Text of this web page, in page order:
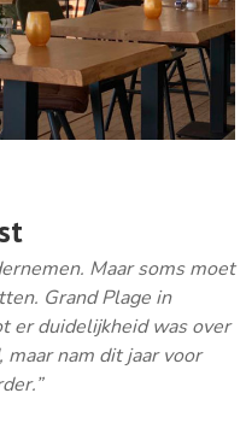
Maar soms moet
Grand Plage in
er duidelijkheid was over
nam dit jaar voor